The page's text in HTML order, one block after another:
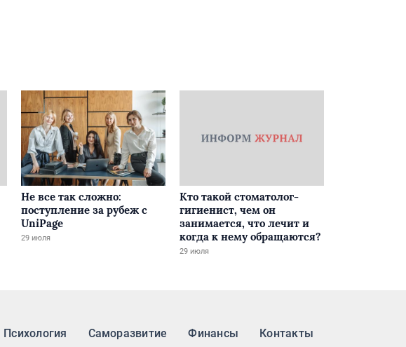
Не все так сложно:
поступление за рубеж с
UniPage
29 июля
Кто такой стоматолог-
гигиенист, чем он
занимается, что лечит и
когда к нему обращаются?
29 июля
Психология Саморазвитие Финансы Контакты